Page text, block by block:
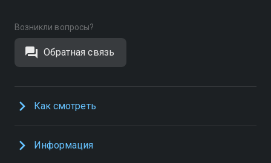
Возникли вопросы?
Обратная связь
Как смотреть
Информация